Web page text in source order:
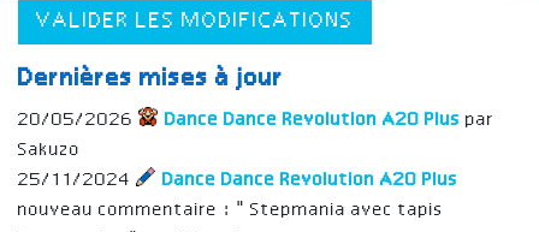
VALIDER LES MODIFICATIONS
Dernières mises à jour
20/05/2026 Dance Dance Revolution A20 Plus par
Sakuzo
25/11/2024
Dance Dance Revolution A20 Plus
nouveau commentaire : "Stepmania avec tapis